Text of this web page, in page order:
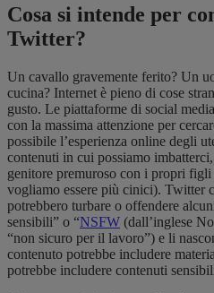
Cosa si intende per
Twitter?
Un cavallo gravemente ferito? Un
cucina? Internet è pieno di cose
gusto. Le piattaforme di social
con la massima attenzione per
possibile l’esperienza online degli
contenuti in cui possiamo
genitore premuroso con i propri
vogliamo essere più cinici). Twitter
potrebbero turbare o offendere
sensibili” o “NSFW (dall’inglese
“non sicuro per il lavoro”) e li
contenuto potrebbe includere
potrebbe includere contenuti